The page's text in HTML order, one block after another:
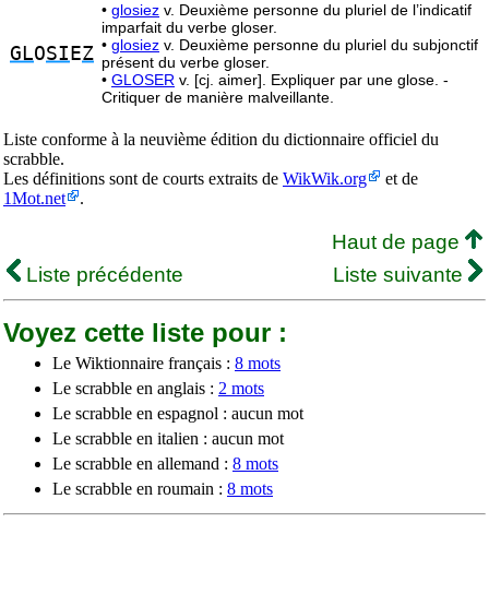
GLOSI EZ
• glosiez v. Deuxième personne du pluriel de l’indicatif
imparfait du verbe gloser.
• glosiez v. Deuxième personne du pluriel du subjonctif
présent du verbe gloser.
• GLOSER v. [cj. aimer]. Expliquer par une glose. -
Critiquer de manière malveillante.
Liste conforme à la neuvième édition du dictionnaire officiel du
scrabble.
Les définitions sont de courts extraits de WikWik.org
et de
1Mot.net
.
Haut de page
Liste précédente
Liste suivante
Voyez cette liste pour :
Le Wiktionnaire français : 8 mots
Le scrabble en anglais : 2 mots
Le scrabble en espagnol : aucun mot
Le scrabble en italien : aucun mot
Le scrabble en allemand : 8 mots
Le scrabble en roumain : 8 mots